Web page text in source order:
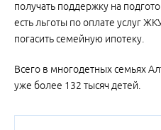
получать поддержку на
есть льготы по оплате услуг
погасить семейную ипотеку.
Всего в многодетных семьях
уже более 132 тысяч детей.